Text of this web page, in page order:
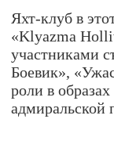
Яхт-клуб в
«Klyazma
участниками
Боевик»,
роли в
адмиральской